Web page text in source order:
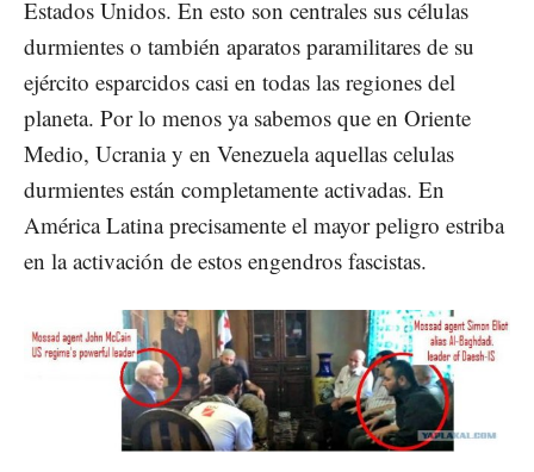
Estados Unidos. En esto son centrales sus células
durmientes o también aparatos paramilitares de su
ejército esparcidos casi en todas las regiones del
planeta. Por lo menos ya sabemos que en Oriente
Medio, Ucrania y en Venezuela aquellas celulas
durmientes están completamente activadas. En
América Latina precisamente el mayor peligro estriba
en la activación de estos engendros fascistas.